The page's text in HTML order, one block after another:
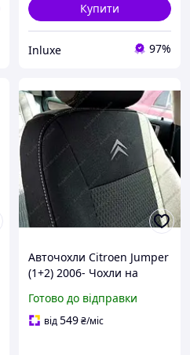
Купити
Inluxe 97%
Авточохли Citroen Jumper
(1+2) 2006- Чохли на
Готово до відправки
від549₴/міс